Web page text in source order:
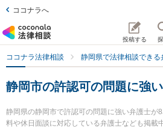
ココナラへ
投稿する
ココナラ法律相談 静岡県で法律相談できる
静岡市の許認可の問題に強
静岡県の静岡市で許認可の問題に強い弁護士が
料や休日面談に対応している弁護士なども掲載